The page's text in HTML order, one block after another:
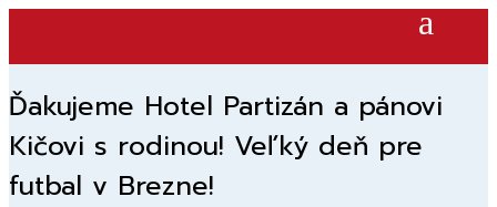
Ďakujeme Hotel Partizán a pánovi
Kičovi s rodinou! Veľký deň pre
futbal v Brezne!